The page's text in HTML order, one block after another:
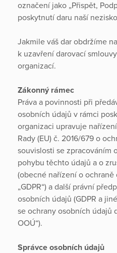
označení jako „Přispět,
poskytnutí daru naší
Jakmile váš dar obdržíme
k uzavření darovací
organizací.
Zákonný rámec
Práva a povinnosti při
osobních údajů v rámci
organizaci upravuje
Rady (EU) č. 2016/679 o
souvislosti se zpracováním
pohybu těchto údajů a o
(obecné nařízení o
„GDPR“) a další právní
osobních údajů (GDPR a
se ochrany osobních údajů
OOÚ“).
Správce osobních údajů